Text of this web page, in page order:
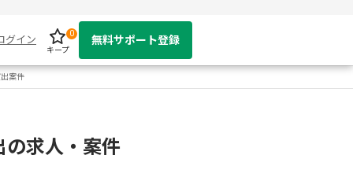
グイン
キープ
0
無料サポート登録
案件
求人・案件